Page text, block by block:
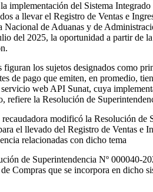
implementación del Sistema
a llevar el Registro de Ventas e
Nacional de Aduanas y de
del 2025, la oportunidad a partir de
figuran los sujetos designados como
de pago que emiten, en promedio,
web API Sunat, cuya
refiere la Resolución de
modificó la Resolución de
el llevado del Registro de Ventas e
relacionadas con dicho tema
de Superintendencia Nº 000040-
Compras que se incorpora en dicho